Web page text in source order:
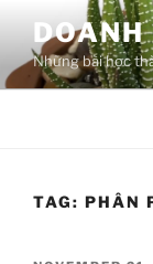
content
DOANH
Những bài học
TAG: PHÂN